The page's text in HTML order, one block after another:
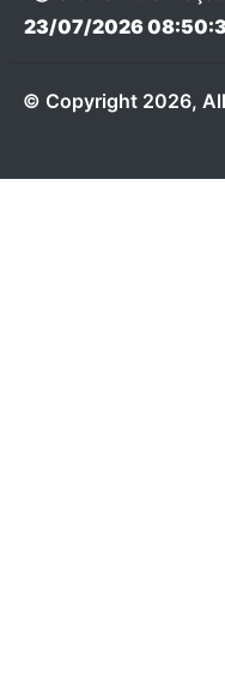
23/07/2026
© Copyright 2026,